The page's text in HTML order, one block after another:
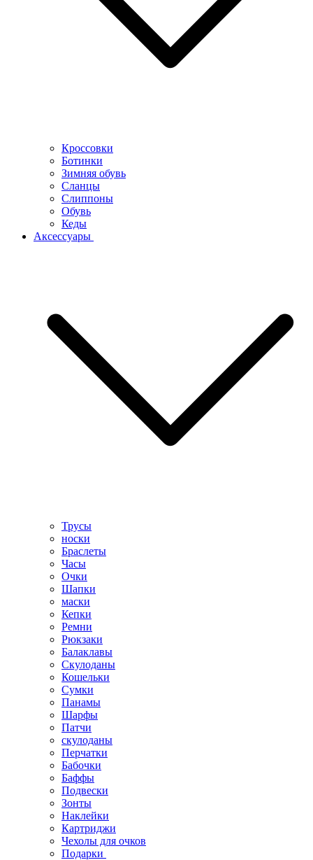
Кроссовки
Ботинки
Зимняя обувь
Сланцы
Слиппоны
Обувь
Кеды
Аксессуары
Трусы
носки
Браслеты
Часы
Очки
Шапки
маски
Кепки
Ремни
Рюкзаки
Балаклавы
Скулоданы
Кошельки
Сумки
Панамы
Шарфы
Патчи
скулоданы
Перчатки
Бабочки
Баффы
Подвески
Зонты
Наклейки
Картриджи
Чехолы для очков
Подарки